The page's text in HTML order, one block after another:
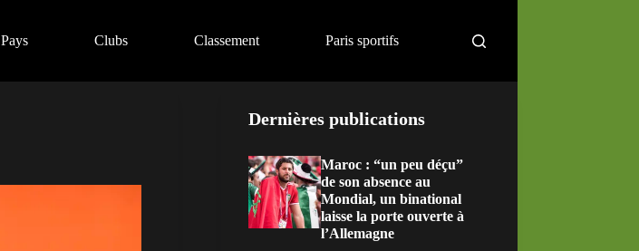
Pays Clubs Classement Paris sportifs
Dernières publications
Maroc : “un peu déçu”
de son absence au
Mondial, un binational
laisse la porte ouverte à
l’Allemagne